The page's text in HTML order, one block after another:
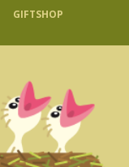
GIFTSHOP